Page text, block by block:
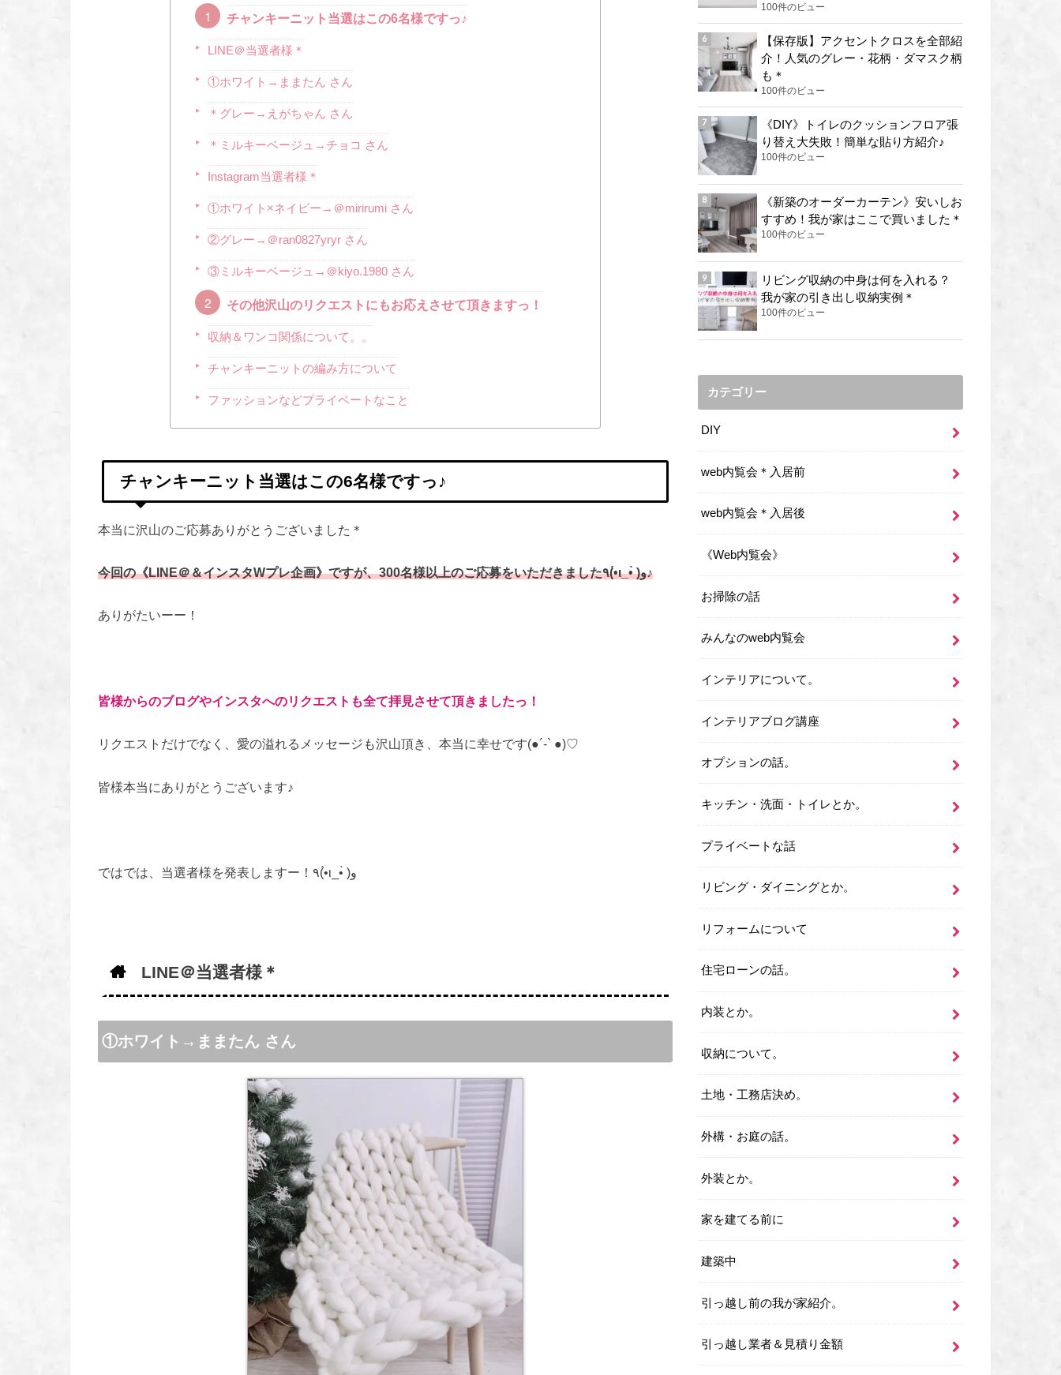
チャンキーニット当選はこの6名様ですっ♪
LINE＠当選者様＊
①ホワイト→ままたん さん
＊グレー→えがちゃん さん
＊ミルキーベージュ→チョコ さん
Instagram当選者様＊
①ホワイト×ネイビー→＠mirirumi さん
②グレー→＠ran0827yryr さん
③ミルキーベージュ→＠kiyo.1980 さん
その他沢山のリクエストにもお応えさせて頂きますっ！
収納＆ワンコ関係について。。
チャンキーニットの編み方について
ファッションなどプライベートなこと
チャンキーニット当選はこの6名様ですっ♪
本当に沢山のご応募ありがとうございました＊
今回の《LINE＠＆インスタWプレ企画》ですが、300名様以上のご応募をいただきました٩(•́ι_•̀ )و♪
ありがたいーー！
皆様からのブログやインスタへのリクエストも全て拝見させて頂きましたっ！
リクエストだけでなく、愛の溢れるメッセージも沢山頂き、本当に幸せです(●︎´-` ●︎)♡
皆様本当にありがとうございます♪
ではでは、当選者様を発表しますー！٩(•́ι_•̀ )و
LINE＠当選者様＊
①ホワイト→ままたん さん
100件のビュー
【保存版】アクセントクロスを全部紹
介！人気のグレー・花柄・ダマスク柄
も＊
100件のビュー
《DIY》トイレのクッションフロア張
り替え大失敗！簡単な貼り方紹介♪
100件のビュー
《新築のオーダーカーテン》安いしお
すすめ！我が家はここで買いました＊
100件のビュー
リビング収納の中身は何を入れる？
我が家の引き出し収納実例＊
100件のビュー
カテゴリー
DIY
web内覧会＊入居前
web内覧会＊入居後
《Web内覧会》
お掃除の話
みんなのweb内覧会
インテリアについて。
インテリアブログ講座
オプションの話。
キッチン・洗面・トイレとか。
プライベートな話
リビング・ダイニングとか。
リフォームについて
住宅ローンの話。
内装とか。
収納について。
土地・工務店決め。
外構・お庭の話。
外装とか。
家を建てる前に
建築中
引っ越し前の我が家紹介。
引っ越し業者＆見積り金額